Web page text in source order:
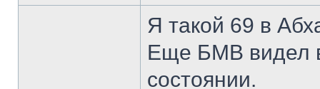
Я такой 69 в
Еще БМВ видел
состоянии.